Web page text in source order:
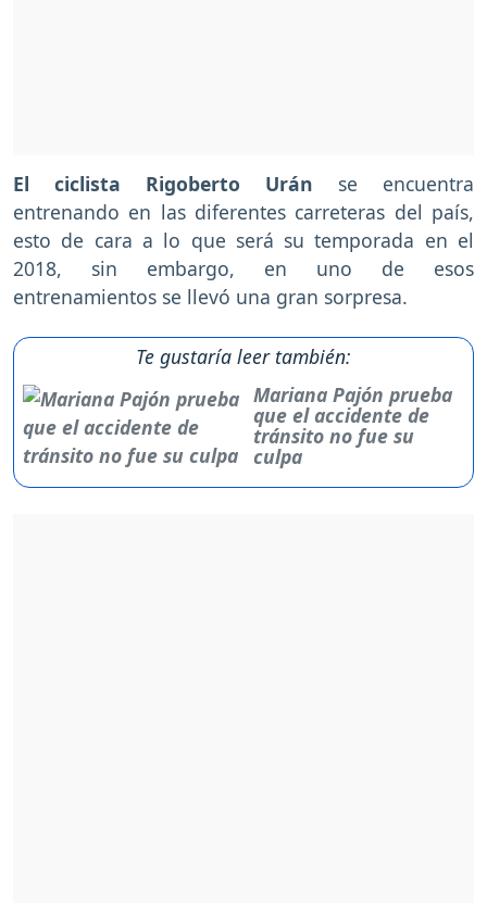
El ciclista Rigoberto Urán se encuentra
entrenando en las diferentes carreteras del país,
esto de cara a lo que será su temporada en el
2018, sin embargo, en uno de esos
entrenamientos se llevó una gran sorpresa.
Te gustaría leer también:
Mariana Pajón prueba
que el accidente de
tránsito no fue su
culpa